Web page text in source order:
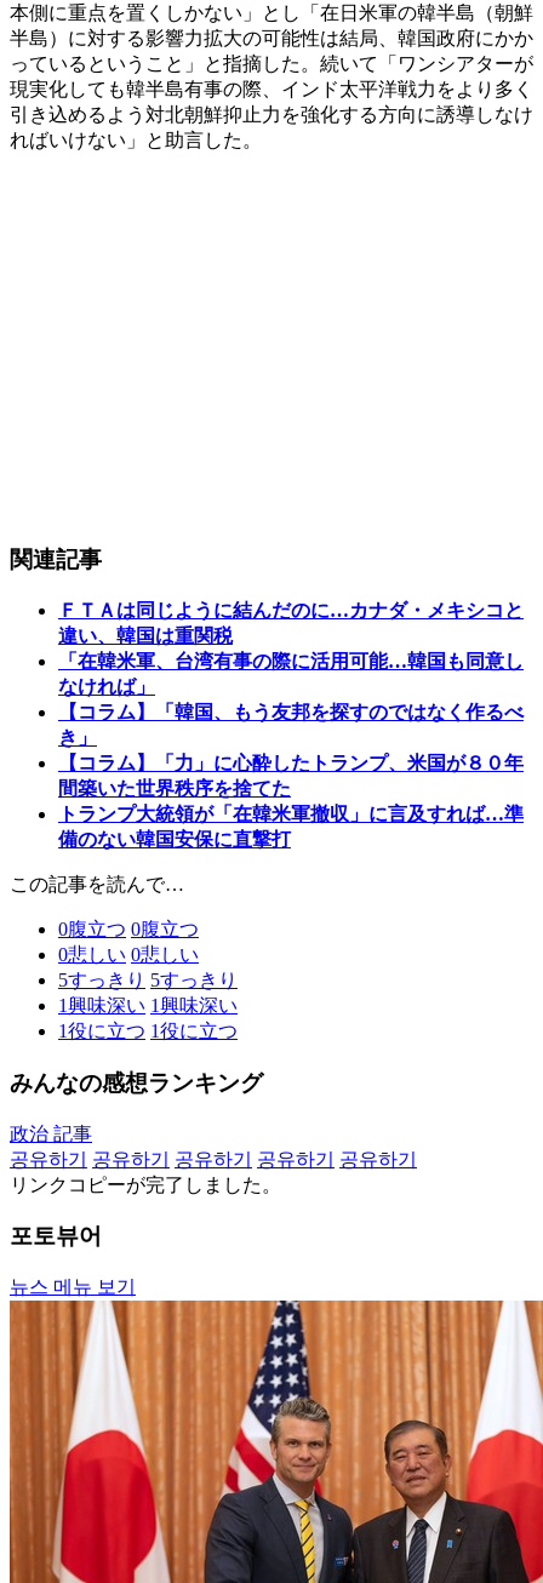
本側に重点を置くしかない」とし「在日米軍の韓半島（朝鮮
半島）に対する影響力拡大の可能性は結局、韓国政府にかか
っているということ」と指摘した。続いて「ワンシアターが
現実化しても韓半島有事の際、インド太平洋戦力をより多く
引き込めるよう対北朝鮮抑止力を強化する方向に誘導しなけ
ればいけない」と助言した。
関連記事
ＦＴＡは同じように結んだのに…カナダ・メキシコと
違い、韓国は重関税
「在韓米軍、台湾有事の際に活用可能…韓国も同意し
なければ」
【コラム】「韓国、もう友邦を探すのではなく作るべ
き」
【コラム】「力」に心酔したトランプ、米国が８０年
間築いた世界秩序を捨てた
トランプ大統領が「在韓米軍撤収」に言及すれば…準
備のない韓国安保に直撃打
この記事を読んで…
0腹立つ 0腹立つ
0悲しい 0悲しい
5すっきり 5すっきり
1興味深い 1興味深い
1役に立つ 1役に立つ
みんなの感想ランキング
政治 記事
공유하기
공유하기 공유하기 공유하기
공유하기
リンクコピーが完了しました。
포토뷰어
뉴스 메뉴 보기